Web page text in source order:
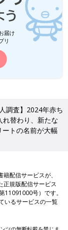
届け
リ
調査】2024年赤ち
れ替わり、新たな
トの名前が大幅
配信サービスが、
正規版配信サービス
11091000号）です。
いるサービスの一覧